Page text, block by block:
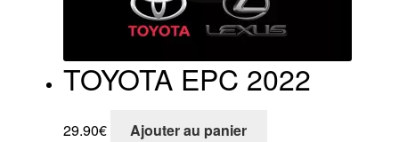
TOYOTA EPC 2022
29.90€ Ajouter au panier